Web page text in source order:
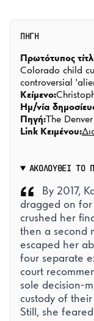
ΠΗΓΗ
Πρωτότυπος
Colorado child
controversial
Κείμενο:
Ημ/νία
Πηγή:The
Link Κειμένου:
ΑΚΟΛΟΥΘΕΙ ΤΟ
By 2017,
dragged on
crushed her
then a second
escaped her
four separate
court
sole decision-
custody of
Still, she